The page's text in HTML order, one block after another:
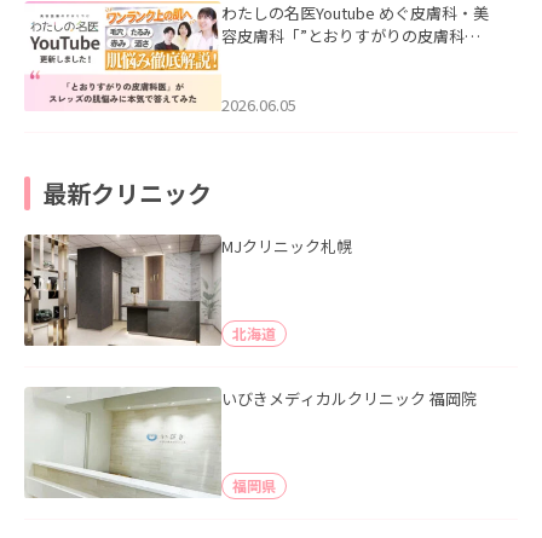
わたしの名医Youtube めぐ皮膚科・美
容皮膚科「”とおりすがりの皮膚科
2026.06.05
最新クリニック
MJクリニック札幌
北海道
いびきメディカルクリニック 福岡院
福岡県